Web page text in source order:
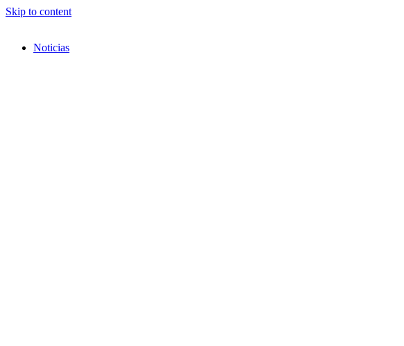
Skip to content
Noticias